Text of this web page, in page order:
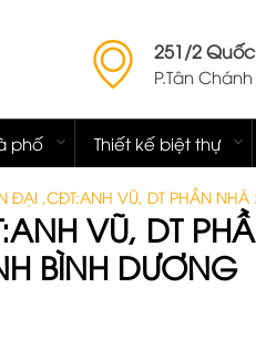
251/2
P.Tân
phố Thiết kế biệt thự
ĐẠI ,CĐT:ANH VŨ, DT PHẦN
VŨ, DT
BÌNH DƯƠNG